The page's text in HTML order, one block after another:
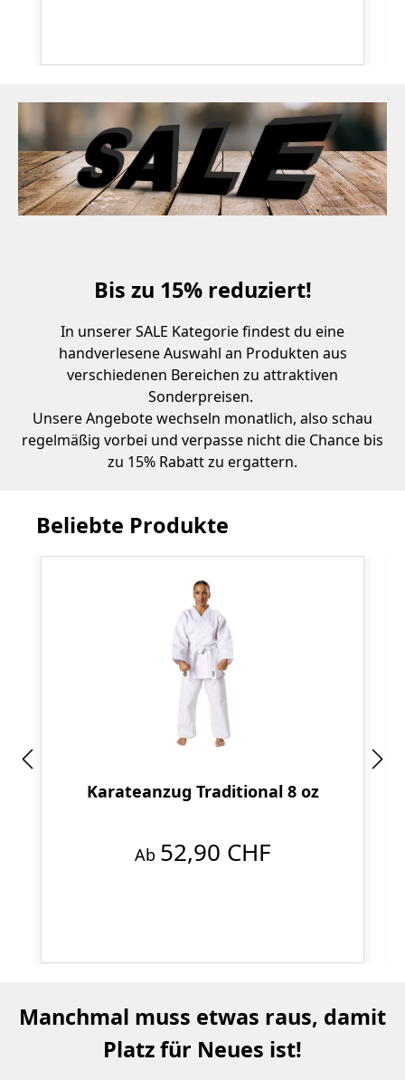
Bis zu 15% reduziert!
In unserer SALE Kategorie findest du eine
handverlesene Auswahl an Produkten aus
verschiedenen Bereichen zu attraktiven
Sonderpreisen.
Unsere Angebote wechseln monatlich, also schau
regelmäßig vorbei und verpasse nicht die Chance bis
zu 15% Rabatt zu ergattern.
Beliebte Produkte
Karateanzug Traditional 8 oz
Ab 52,90 CHF
Manchmal muss etwas raus, damit
Platz für Neues ist!